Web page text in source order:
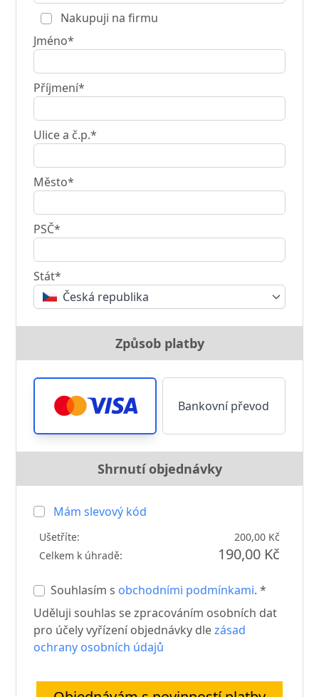
Nakupuji na firmu
Jméno*
Příjmení*
Ulice a č.p.*
Město*
PSČ*
Stát*
Česká republika
Způsob platby
Bankovní převod
Shrnutí objednávky
Mám slevový kód
Ušetříte:
200,00 Kč
Celkem k úhradě:
190,00 Kč
Souhlasím s obchodními podmínkami. *
Uděluji souhlas se zpracováním osobních dat
pro účely vyřízení objednávky dlezásad
ochrany osobních údajů